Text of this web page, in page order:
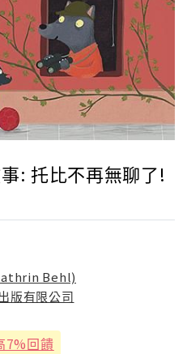
: 托比不再無聊了!
Behl)
版有限公司
7%回饋